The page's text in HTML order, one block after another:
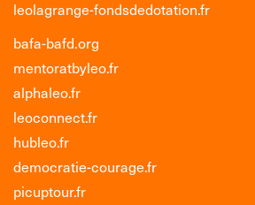
leolagrange-fondsdedotation.fr
bafa-bafd.org
mentoratbyleo.fr
alphaleo.fr
leoconnect.fr
hubleo.fr
democratie-courage.fr
picuptour.fr